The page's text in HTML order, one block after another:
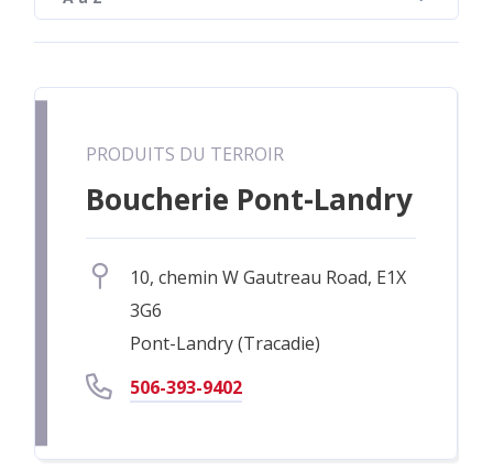
PRODUITS DU TERROIR
Boucherie Pont-Landry
10, chemin W Gautreau Road, E1X
3G6
Pont-Landry (Tracadie)
506-393-9402